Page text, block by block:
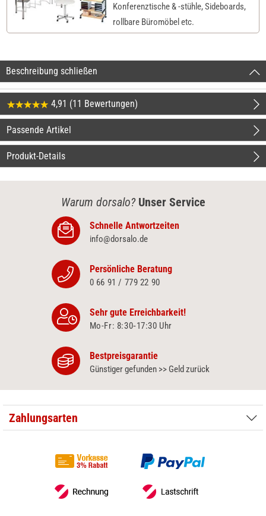
Konferenztische & -stühle, Sideboards,
rollbare Büromöbel etc.
Beschreibung schließen
4,91 (11 Bewertungen)
Passende Artikel
Produkt-Details
Warum dorsalo? Unser Service
Schnelle Antwortzeiten
info@dorsalo.de
Persönliche Beratung
0 66 91 / 779 22 90
Sehr gute Erreichbarkeit!
Mo-Fr: 8:30‑17:30 Uhr
Bestpreisgarantie
Günstiger gefunden >> Geld zurück
Zahlungsarten